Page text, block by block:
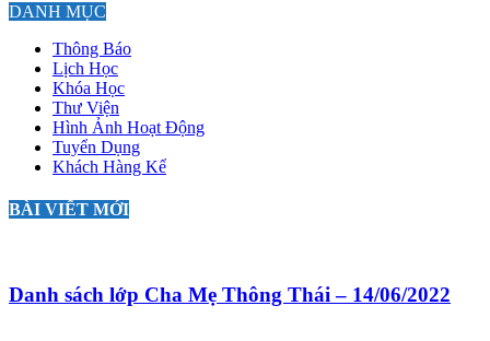
DANH MỤC
Thông Báo
Lịch Học
Khóa Học
Thư Viện
Hình Ảnh Hoạt Động
Tuyển Dụng
Khách Hàng Kể
BÀI VIẾT MỚI
Danh sách lớp Cha Mẹ Thông Thái – 14/06/2022